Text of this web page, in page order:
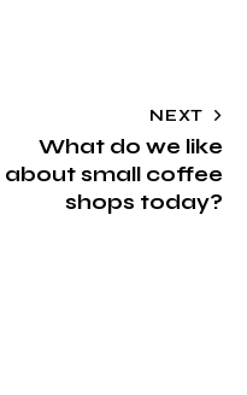
NEXT
What do we like
about small coffee
shops today?